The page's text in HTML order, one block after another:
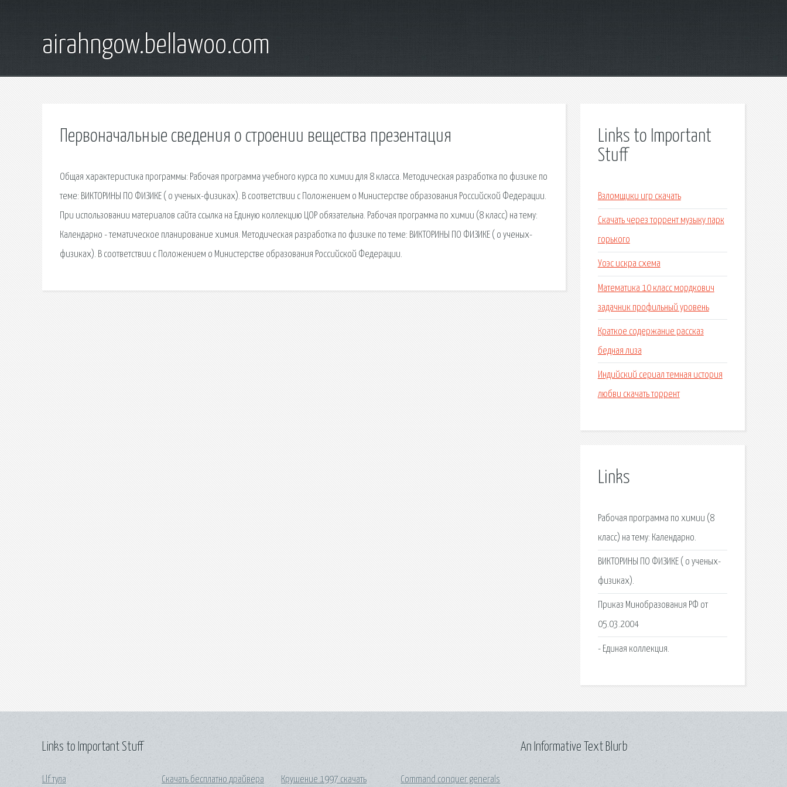
airahngow.bellawoo.com
Первоначальные сведения о строении вещества презентация
Общая характеристика программы: Рабочая программа учебного курса по химии для 8 класса. Методическая разработка по физике по
теме: ВИКТОРИНЫ ПО ФИЗИКЕ ( о ученых-физиках). В соответствии с Положением о Министерстве образования Российской Федерации.
При использовании материалов сайта ссылка на Единую коллекцию ЦОР обязательна. Рабочая программа по химии (8 класс) на тему:
Календарно - тематическое планирование химия. Методическая разработка по физике по теме: ВИКТОРИНЫ ПО ФИЗИКЕ ( о ученых-
физиках). В соответствии с Положением о Министерстве образования Российской Федерации.
Links to Important
Stuff
Взломщики игр скачать
Скачать через торрент музыку парк
горького
Уоэс искра схема
Математика 10 класс мордкович
задачник профильный уровень
Краткое содержание рассказ
бедная лиза
Индийский сериал темная история
любви скачать торрент
Links
Рабочая программа по химии (8
класс) на тему: Календарно.
ВИКТОРИНЫ ПО ФИЗИКЕ ( о ученых-
физиках).
Приказ Минобразования РФ от
05.03.2004
- Единая коллекция.
Links to Important Stuff
Llf тула Скачать бесплатно драйвера Крушение 1997 скачать Command conquer generals
An Informative Text Blurb